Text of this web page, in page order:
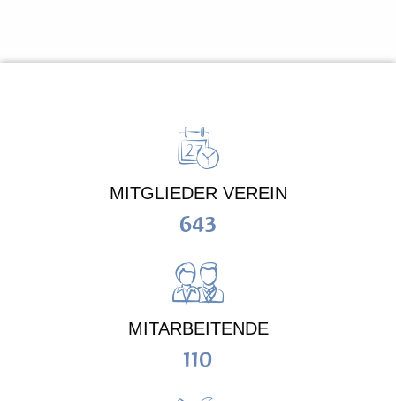
MITGLIEDER VEREIN
643
MITARBEITENDE
110